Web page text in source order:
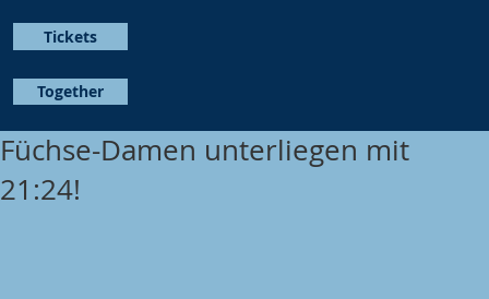
Together
Tickets
Füchse-Damen unterliegen mit
21:24!